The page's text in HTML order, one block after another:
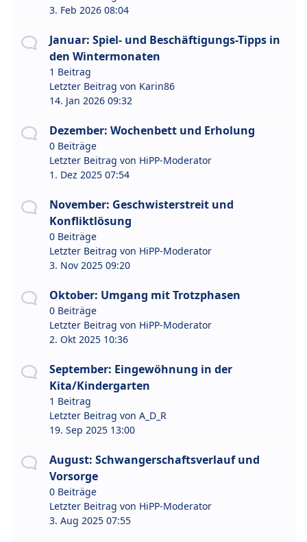
3. Feb 2026 08:04
Januar: Spiel- und Beschäftigungs-Tipps in
den Wintermonaten
1 Beitrag
Letzter Beitrag von Karin86
14. Jan 2026 09:32
Dezember: Wochenbett und Erholung
0 Beiträge
Letzter Beitrag von HiPP-Moderator
1. Dez 2025 07:54
November: Geschwisterstreit und
Konfliktlösung
0 Beiträge
Letzter Beitrag von HiPP-Moderator
3. Nov 2025 09:20
Oktober: Umgang mit Trotzphasen
0 Beiträge
Letzter Beitrag von HiPP-Moderator
2. Okt 2025 10:36
September: Eingewöhnung in der
Kita/Kindergarten
1 Beitrag
Letzter Beitrag von A_D_R
19. Sep 2025 13:00
August: Schwangerschaftsverlauf und
Vorsorge
0 Beiträge
Letzter Beitrag von HiPP-Moderator
3. Aug 2025 07:55